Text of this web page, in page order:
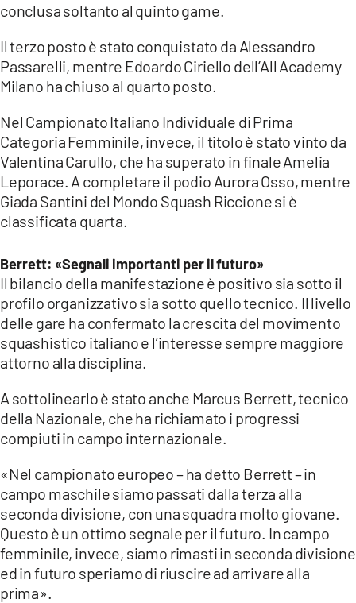
conclusa soltanto al quinto game.
Il terzo posto è stato conquistato da Alessandro
Passarelli, mentre Edoardo Ciriello dell’All Academy
Milano ha chiuso al quarto posto.
Nel Campionato Italiano Individuale di Prima
Categoria Femminile, invece, il titolo è stato vinto da
Valentina Carullo, che ha superato in finale Amelia
Leporace. A completare il podio Aurora Osso, mentre
Giada Santini del Mondo Squash Riccione si è
classificata quarta.
Berrett: «Segnali importanti per il futuro»
Il bilancio della manifestazione è positivo sia sotto il
profilo organizzativo sia sotto quello tecnico. Il livello
delle gare ha confermato la crescita del movimento
squashistico italiano e l’interesse sempre maggiore
attorno alla disciplina.
A sottolinearlo è stato anche Marcus Berrett, tecnico
della Nazionale, che ha richiamato i progressi
compiuti in campo internazionale.
«Nel campionato europeo – ha detto Berrett – in
campo maschile siamo passati dalla terza alla
seconda divisione, con una squadra molto giovane.
Questo è un ottimo segnale per il futuro. In campo
femminile, invece, siamo rimasti in seconda divisione
ed in futuro speriamo di riuscire ad arrivare alla
prima».